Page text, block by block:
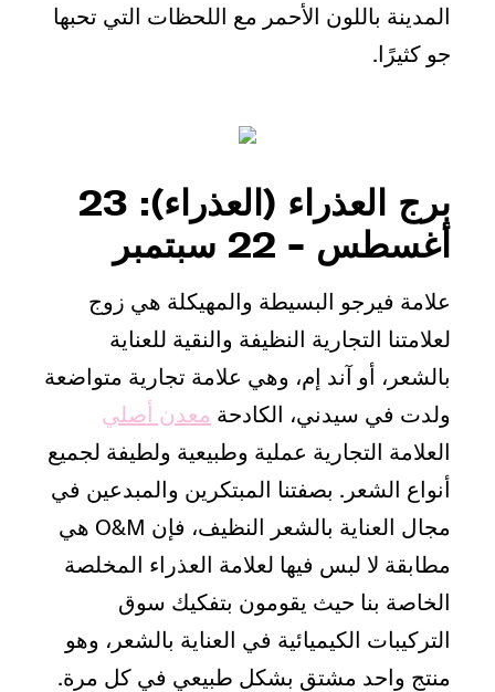
المدينة باللون الأحمر مع اللحظات التي تحبها
جو كثيرًا.
برج العذراء (العذراء): 23
أغسطس - 22 سبتمبر
علامة فيرجو البسيطة والمهيكلة هي زوج
لعلامتنا التجارية النظيفة والنقية للعناية
بالشعر، أو آند إم، وهي علامة تجارية متواضعة
ولدت في سيدني، الكادحة معدن أصلي
العلامة التجارية عملية وطبيعية ولطيفة لجميع
أنواع الشعر. بصفتنا المبتكرين والمبدعين في
مجال العناية بالشعر النظيف، فإن O&M هي
مطابقة لا لبس فيها لعلامة العذراء المخلصة
الخاصة بنا حيث يقومون بتفكيك سوق
التركيبات الكيميائية في العناية بالشعر، وهو
منتج واحد مشتق بشكل طبيعي في كل مرة.